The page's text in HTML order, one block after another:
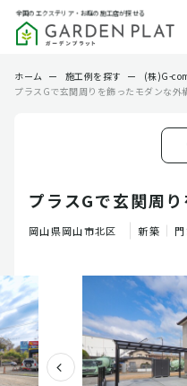
全国のエクステリア・お庭の施工店が探せる
ホーム ー 施工例を探す ー (株)G-
プラスGで玄関周りを飾ったモダンな外
プラスGで玄関周
岡山県岡山市北区 新築